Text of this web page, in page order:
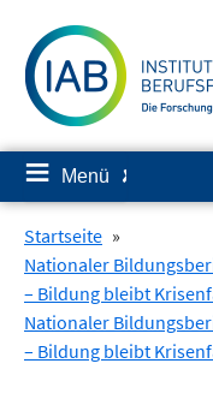
zum
Inhalt
≡ Menü ✘
Startseite »
Nationaler
– Bildung bleibt
Nationaler
– Bildung bleibt